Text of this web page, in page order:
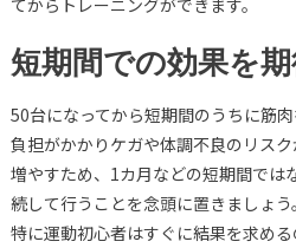
短期間での効果を
50台になってから短期間のうちに筋
負担がかかりケガや体調不良のリス
増やすため、1カ月などの短期間では
続して行うことを念頭に置きましょう。
特に運動初心者はすぐに結果を求め